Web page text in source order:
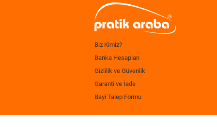
Biz Kimiz?
Banka Hesapları
Gizlilik ve Güvenlik
Garanti ve İade
Bayi Talep Formu